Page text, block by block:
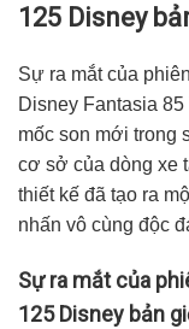
125 Disney
Sự ra mắt của
Disney Fantasia
mốc son mới trong
cơ sở của dòng xe
thiết kế đã tạo ra
nhấn vô cùng độc
Sự ra mắt của
125 Disney bản